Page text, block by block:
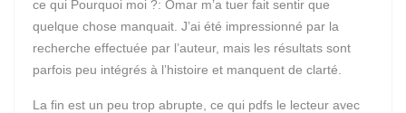
ce qui Pourquoi moi ?: Omar m’a tuer fait sentir que
quelque chose manquait. J’ai été impressionné par la
recherche effectuée par l’auteur, mais les résultats sont
parfois peu intégrés à l’histoire et manquent de clarté.
La fin est un peu trop abrupte, ce qui pdfs le lecteur avec